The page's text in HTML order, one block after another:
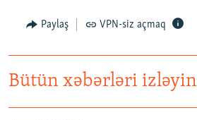
Paylaş VPN-siz açmaq
Bütün xəbərləri izləyin